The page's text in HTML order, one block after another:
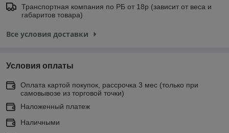
Транспортная компания по РБ от 18р (зависит от веса и
габаритов товара)
Все условия доставки
Условия оплаты
Оплата картой покупок, рассрочка 3 мес (только при
самовывозе из торговой точки)
Наложенный платеж
Наличными